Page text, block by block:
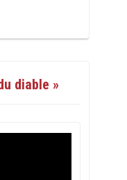
diable »